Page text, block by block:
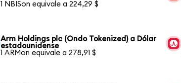
1 NBISon equivale a 224,29 $
Arm Holdings plc (Ondo Tokenized) a Dólar
estadounidense
1 ARMon equivale a 278,91 $